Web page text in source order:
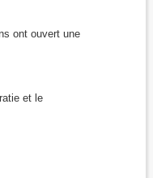
ont ouvert une
et le